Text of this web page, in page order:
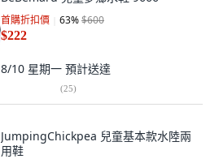
首購折扣價 63%$600
$222
8/10 星期一 預計送達
(25)
JumpingChickpea 兒童基本款水陸兩
用鞋